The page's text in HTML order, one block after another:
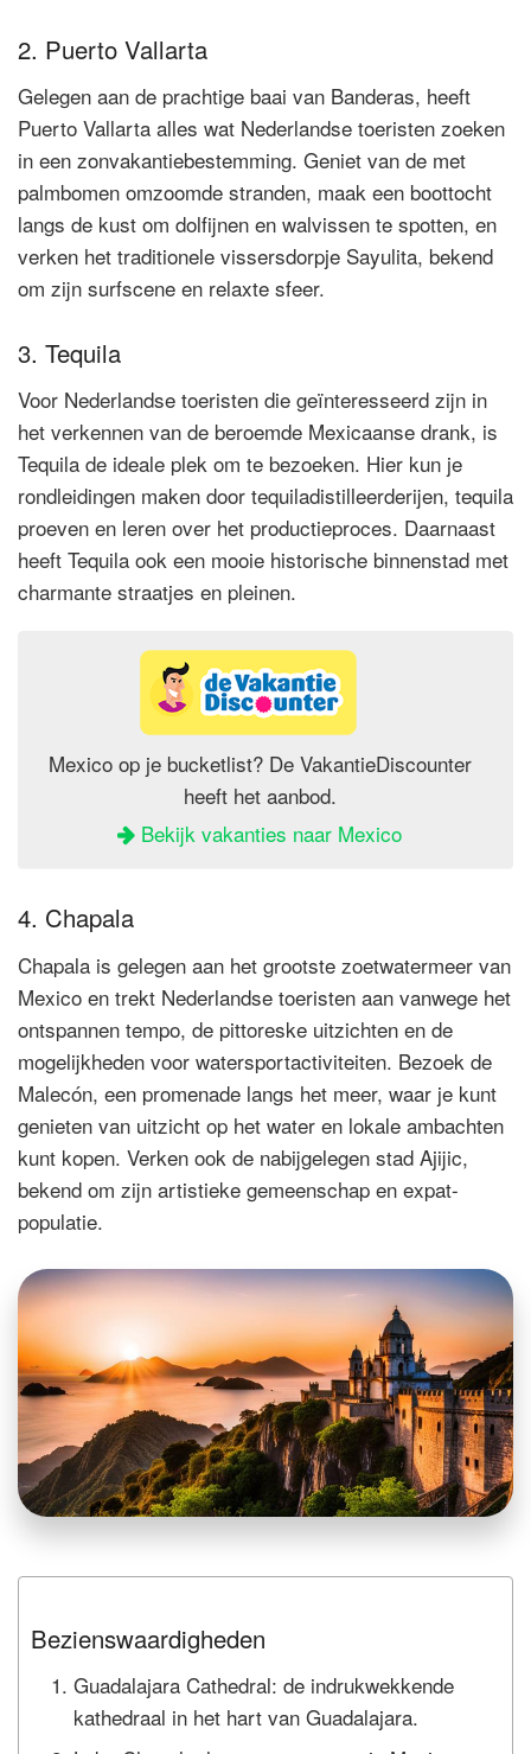
2. Puerto Vallarta
Gelegen aan de prachtige baai van Banderas, heeft
Puerto Vallarta alles wat Nederlandse toeristen zoeken
in een zonvakantiebestemming. Geniet van de met
palmbomen omzoomde stranden, maak een boottocht
langs de kust om dolfijnen en walvissen te spotten, en
verken het traditionele vissersdorpje Sayulita, bekend
om zijn surfscene en relaxte sfeer.
3. Tequila
Voor Nederlandse toeristen die geïnteresseerd zijn in
het verkennen van de beroemde Mexicaanse drank, is
Tequila de ideale plek om te bezoeken. Hier kun je
rondleidingen maken door tequiladistilleerderijen, tequila
proeven en leren over het productieproces. Daarnaast
heeft Tequila ook een mooie historische binnenstad met
charmante straatjes en pleinen.
Mexico op je bucketlist? De VakantieDiscounter
heeft het aanbod.
Bekijk vakanties naar Mexico
4. Chapala
Chapala is gelegen aan het grootste zoetwatermeer van
Mexico en trekt Nederlandse toeristen aan vanwege het
ontspannen tempo, de pittoreske uitzichten en de
mogelijkheden voor watersportactiviteiten. Bezoek de
Malecón, een promenade langs het meer, waar je kunt
genieten van uitzicht op het water en lokale ambachten
kunt kopen. Verken ook de nabijgelegen stad Ajijic,
bekend om zijn artistieke gemeenschap en expat-
populatie.
Bezienswaardigheden
Guadalajara Cathedral: de indrukwekkende
kathedraal in het hart van Guadalajara.